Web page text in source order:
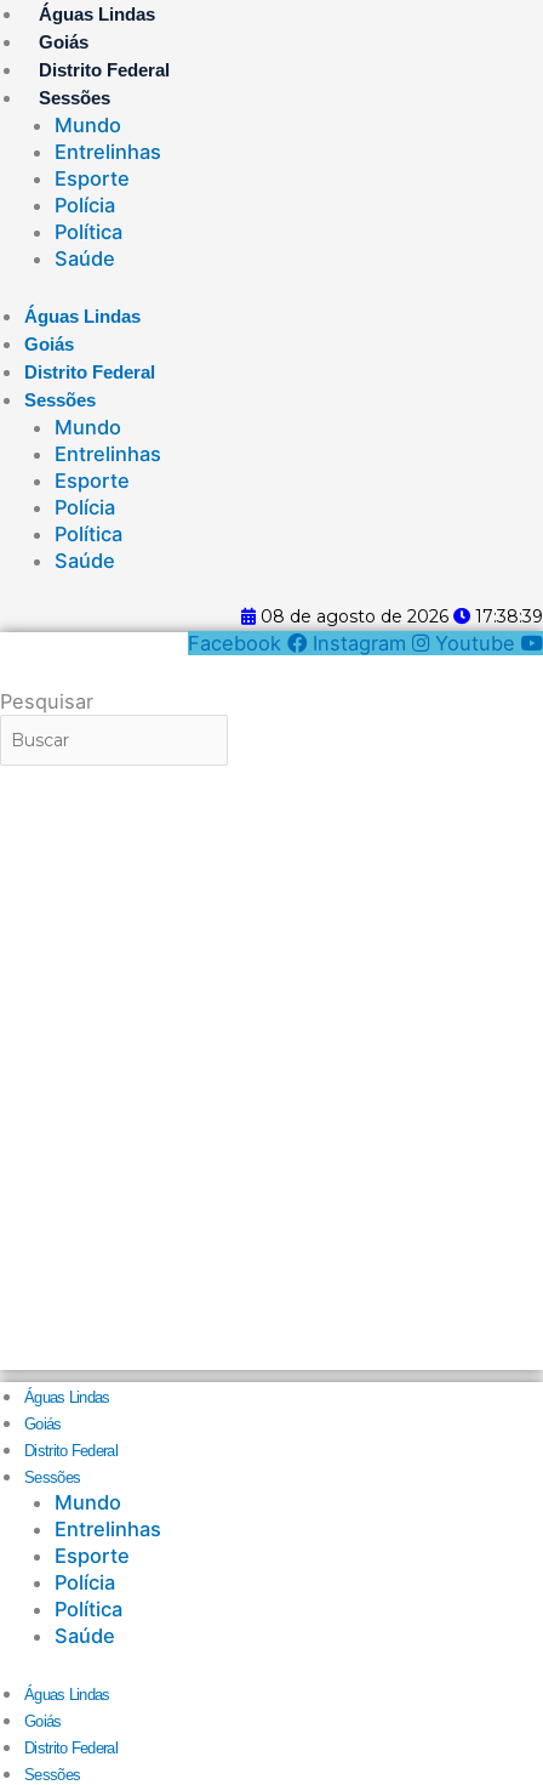
Ir
para
o
conteúdo
Águas Lindas
Goiás
Distrito Federal
Sessões
Mundo
Entrelinhas
Esporte
Polícia
Política
Saúde
Águas Lindas
Goiás
Distrito Federal
Sessões
Mundo
Entrelinhas
Esporte
Polícia
Política
Saúde
08 de agosto de 2026 17:38:39
Facebook Instagram Youtube
Pesquisar
Águas Lindas
Goiás
Distrito Federal
Sessões
Mundo
Entrelinhas
Esporte
Polícia
Política
Saúde
Águas Lindas
Goiás
Distrito Federal
Sessões